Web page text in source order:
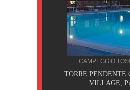
CAMPEGGIO
TORRE PENDENTE
VILLAGE,